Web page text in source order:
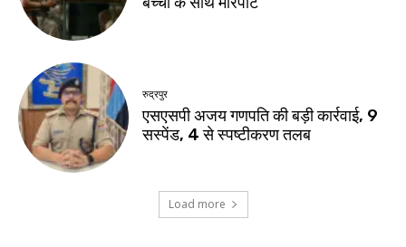
रुद्रपुर
एसएसपी अजय गणपति की बड़ी कार्रवाई, 9
सस्पेंड, 4 से स्पष्टीकरण तलब
Load more